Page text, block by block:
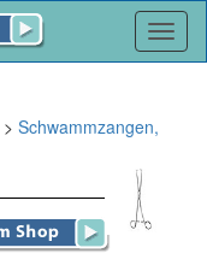
> Schwammzangen,